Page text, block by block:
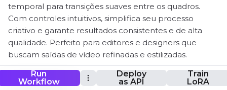
Run
Workflow
Deploy
as API
Train
LoRA
temporal para transições suaves entre os quadros.
Com controles intuitivos, simplifica seu processo
criativo e garante resultados consistentes e de alta
qualidade. Perfeito para editores e designers que
buscam saídas de vídeo refinadas e estilizadas.